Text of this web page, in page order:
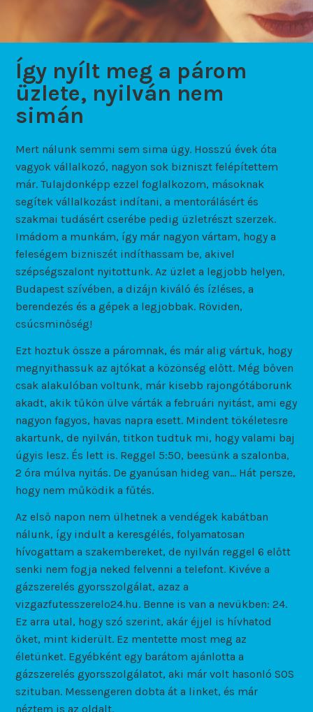
Így nyílt meg a párom
üzlete, nyilván nem
simán
Mert nálunk semmi sem sima ügy. Hosszú évek óta
vagyok vállalkozó, nagyon sok bizniszt felépítettem
már. Tulajdonképp ezzel foglalkozom, másoknak
segítek vállalkozást indítani, a mentorálásért és
szakmai tudásért cserébe pedig üzletrészt szerzek.
Imádom a munkám, így már nagyon vártam, hogy a
feleségem bizniszét indíthassam be, akivel
szépségszalont nyitottunk. Az üzlet a legjobb helyen,
Budapest szívében, a dizájn kiváló és ízléses, a
berendezés és a gépek a legjobbak. Röviden,
csúcsminőség!
Ezt hoztuk össze a páromnak, és már alig vártuk, hogy
megnyithassuk az ajtókat a közönség előtt. Még bőven
csak alakulóban voltunk, már kisebb rajongótáborunk
akadt, akik tűkön ülve várták a februári nyitást, ami egy
nagyon fagyos, havas napra esett. Mindent tökéletesre
akartunk, de nyilván, titkon tudtuk mi, hogy valami baj
úgyis lesz. És lett is. Reggel 5:50, beesünk a szalonba,
2 óra múlva nyitás. De gyanúsan hideg van… Hát persze,
hogy nem működik a fűtés.
Az első napon nem ülhetnek a vendégek kabátban
nálunk, így indult a keresgélés, folyamatosan
hívogattam a szakembereket, de nyilván reggel 6 előtt
senki nem fogja neked felvenni a telefont. Kivéve a
gázszerelés gyorsszolgálat, azaz a
vizgazfutesszerelo24.hu. Benne is van a nevükben: 24.
Ez arra utal, hogy szó szerint, akár éjjel is hívhatod
őket, mint kiderült. Ez mentette most meg az
életünket. Egyébként egy barátom ajánlotta a
gázszerelés gyorsszolgálatot, aki már volt hasonló SOS
szituban. Messengeren dobta át a linket, és már
néztem is az oldalt.